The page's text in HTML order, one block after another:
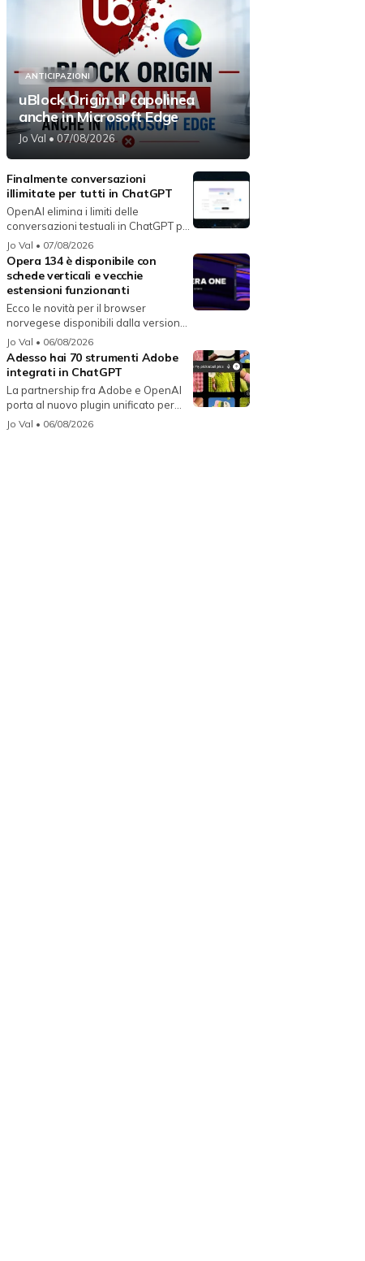
ANTICIPAZIONI
uBlock Origin al capolinea
anche in Microsoft Edge
Jo Val • 07/08/2026
Finalmente conversazioni
illimitate per tutti in ChatGPT
OpenAI elimina i limiti delle
conversazioni testuali in ChatGPT per
i...
Jo Val • 07/08/2026
Opera 134 è disponibile con
schede verticali e vecchie
estensioni funzionanti
Ecco le novità per il browser
norvegese disponibili dalla versione
134...
Jo Val • 06/08/2026
Adesso hai 70 strumenti Adobe
integrati in ChatGPT
La partnership fra Adobe e OpenAI
porta al nuovo plugin unificato per...
Jo Val • 06/08/2026